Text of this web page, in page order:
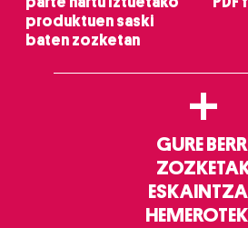
produktuen saski
baten zozketan
+
GURE BERRI